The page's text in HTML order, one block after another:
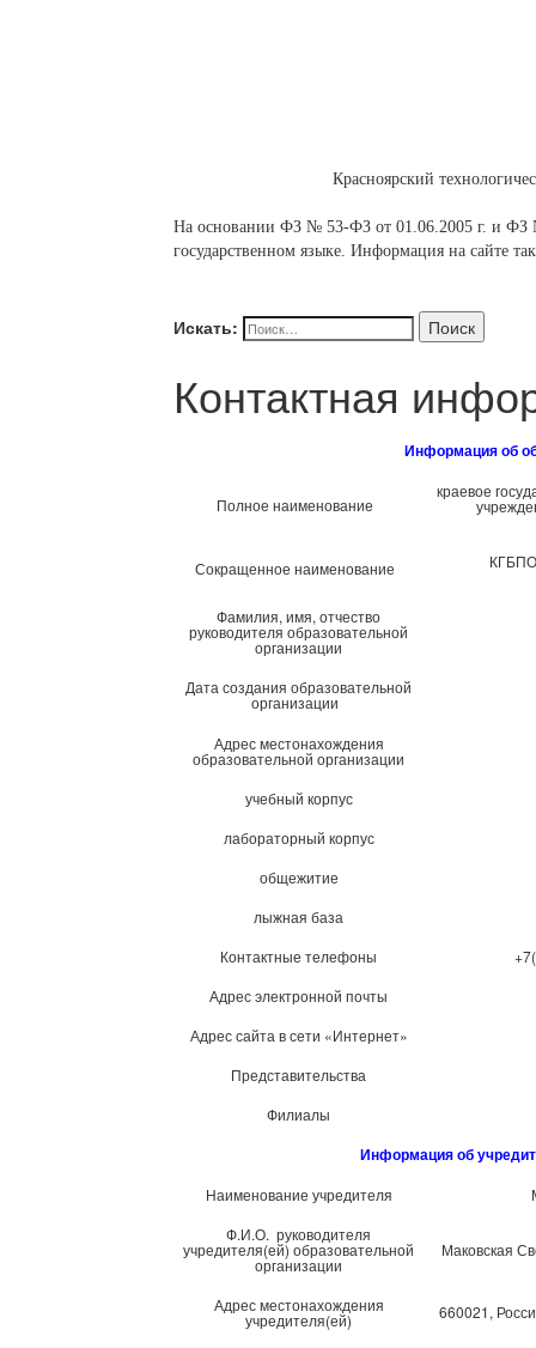
Красноярский
На основании ФЗ № 53-ФЗ от 01.06.2005 г. и ФЗ
государственном языке. Информация на сайте
Искать: Поиск
Контактная
Информация об
Полное наименование
краевое
Сокращенное наименование
Фамилия, имя, отчество
руководителя образовательной
организации
Дата создания образовательной
организации
Адрес местонахождения
образовательной организации
учебный корпус
лабораторный корпус
общежитие
лыжная база
Контактные телефоны
Адрес электронной почты
Адрес сайта в сети «Интернет»
Представительства
Филиалы
Информация об
Наименование учредителя
Ф.И.О. руководителя
учредителя(ей) образовательной
организации
Маковская
Адрес местонахождения
учредителя(ей) 660021,